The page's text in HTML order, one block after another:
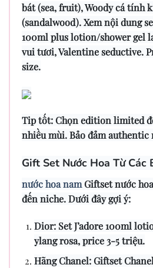
bát (sea, fruit), Woody cá tính
(sandalwood). Xem nội dung
100ml plus lotion/shower gel
vui tươi, Valentine seductive.
size.
Tip tốt: Chọn edition limited
nhiều mùi. Bảo đảm authentic
Gift Set Nước Hoa Từ
nước hoa namGiftset nước
đến niche. Dưới đây gợi ý:
Dior: Set J’adore 100ml
ylang rosa, price 3-5 triệu.
Hãng Chanel: Giftset